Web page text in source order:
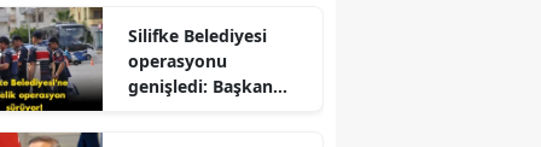
Büyüyor
Silifke Belediyesi
operasyonu
genişledi: Başkan